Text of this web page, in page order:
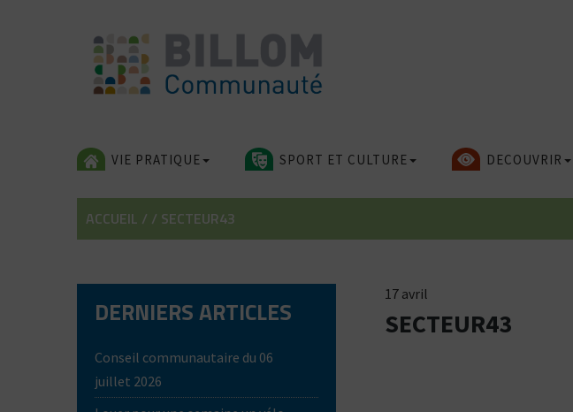
VIE PRATIQUE SPORT ET CULTURE DECOUVRIR
ACCUEIL / / SECTEUR43
DERNIERS ARTICLES
Conseil communautaire du 06
juillet 2026
17 avril
SECTEUR43